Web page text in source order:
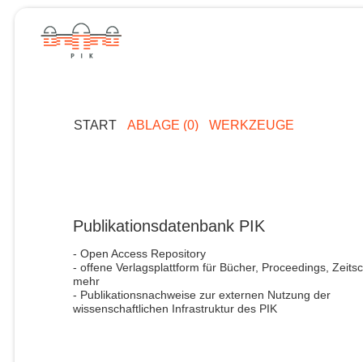
START ABLAGE (0) WERKZEUGE
Publikationsdatenbank PIK
- Open Access Repository
- offene Verlagsplattform für Bücher, Proceedings,
mehr
- Publikationsnachweise zur externen Nutzung der
wissenschaftlichen Infrastruktur des PIK